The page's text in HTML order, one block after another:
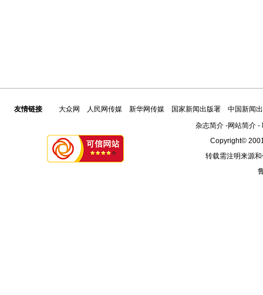
友情链接 大众网 人民网传媒 新华网传媒 国家新闻出版署
中国新闻
杂志简介-网站简介-
Copyright©
转载需注明来源